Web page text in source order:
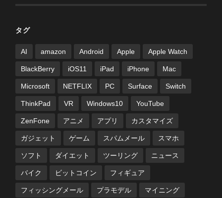
タグ
AI amazon Android Apple Apple Watch
BlackBerry iOS11 iPad iPhone Mac
Microsoft NETFLIX PC Surface Switch
ThinkPad VR Windows10 YouTube
ZenFone アニメ アプリ カスタマイズ
ガジェット ゲーム スパムメール スマホ
ソフト ダイエット ツーリング ニュース
バイク ビットコイン フィギュア
フィッシングメール プラモデル マイニング